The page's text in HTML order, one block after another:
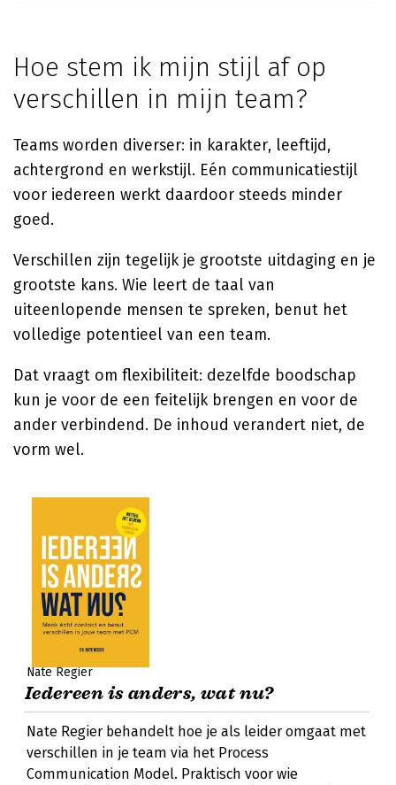
Hoe stem ik mijn stijl af op
verschillen in mijn team?
Teams worden diverser: in karakter, leeftijd,
achtergrond en werkstijl. Eén communicatiestijl
voor iedereen werkt daardoor steeds minder
goed.
Verschillen zijn tegelijk je grootste uitdaging en je
grootste kans. Wie leert de taal van
uiteenlopende mensen te spreken, benut het
volledige potentieel van een team.
Dat vraagt om flexibiliteit: dezelfde boodschap
kun je voor de een feitelijk brengen en voor de
ander verbindend. De inhoud verandert niet, de
vorm wel.
Nate Regier
Iedereen is anders, wat nu?
Nate Regier behandelt hoe je als leider omgaat met
verschillen in je team via het Process
Communication Model. Praktisch voor wie